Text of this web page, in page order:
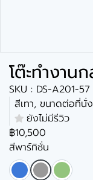
โต๊ะทำงาน
SKU : DS-A201-57
สีเทา, ขนาดต่อที่นั่
ยังไม่มีรีวิว
฿10,500
สีพาร์ทิชั่น